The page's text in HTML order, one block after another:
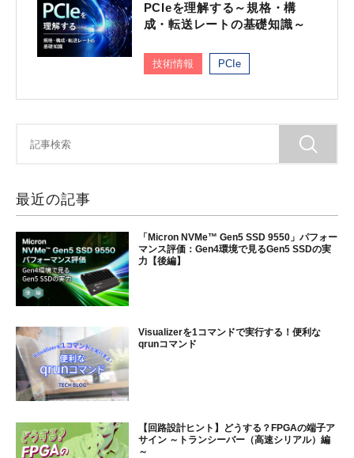
PCIeを理解する～規格・構
成・転送レートの基礎知識～
技術情報 PCIe
最近の記事
「Micron NVMe™ Gen5 SSD 9550」パフォー
マンス評価：Gen4環境で見るGen5 SSDの実
力【後編】
Visualizerを1コマンドで実行する！便利な
qrunコマンド
【回路設計ヒント】どうする？FPGAの端子ア
サイン ～トランシーバー（高速シリアル）編
～